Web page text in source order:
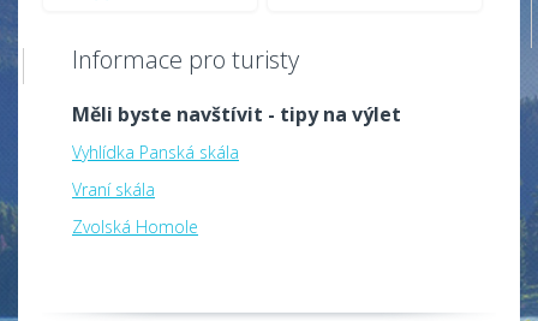
Informace pro turisty
Měli byste navštívit - tipy na výlet
Vyhlídka Panská skála
Vraní skála
Zvolská Homole